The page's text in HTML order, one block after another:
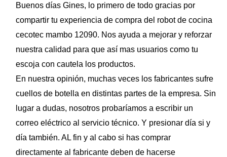
Buenos días Gines, lo primero de todo gracias por
compartir tu experiencia de compra del robot de cocina
cecotec mambo 12090. Nos ayuda a mejorar y reforzar
nuestra calidad para que así mas usuarios como tu
escoja con cautela los productos.
En nuestra opinión, muchas veces los fabricantes sufre
cuellos de botella en distintas partes de la empresa. Sin
lugar a dudas, nosotros probaríamos a escribir un
correo eléctrico al servicio técnico. Y presionar día si y
día también. AL fin y al cabo si has comprar
directamente al fabricante deben de hacerse